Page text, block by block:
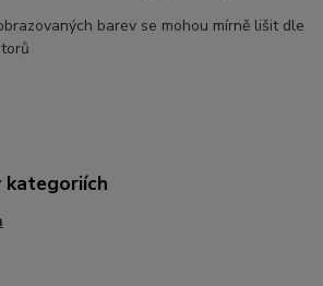
barev se mohou mírně lišit dle
kategoriích